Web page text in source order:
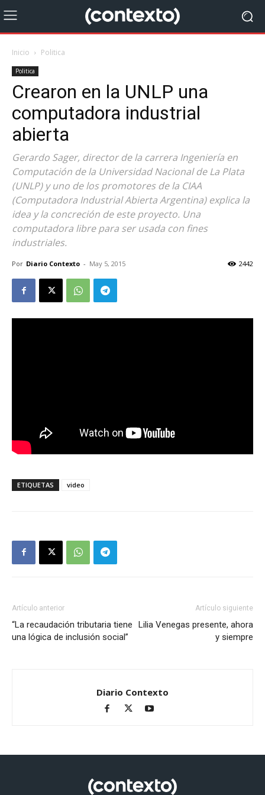
Inicio Politica
Politica
Crearon en la UNLP una
computadora industrial
abierta
Gerardo Sager, director de la carrera Ingeniería en
Computación de la Universidad Nacional de La Plata
(UNLP) y uno de los promotores de la CIAA
(Computadora Industrial Abierta Argentina) explica la
idea y la concreción de este proyecto. Una
computadora libre para ser usada con fines
industriales.
Por Diario Contexto - May 5, 2015 2442
ETIQUETAS video
Artículo anterior
“La recaudación tributaria tiene
una lógica de inclusión social”
Artículo siguiente
Lilia Venegas presente, ahora
y siempre
Diario Contexto